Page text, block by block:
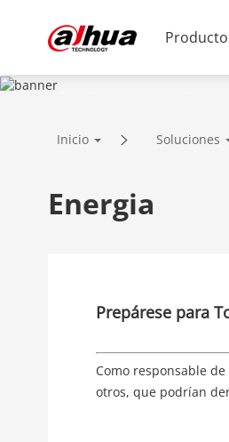
extremo
Inicio Soluciones
Energia
Prepárese para
Como responsable
otros, que podrían